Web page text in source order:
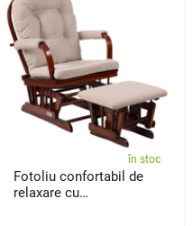
în stoc
Fotoliu confortabil de
relaxare cu